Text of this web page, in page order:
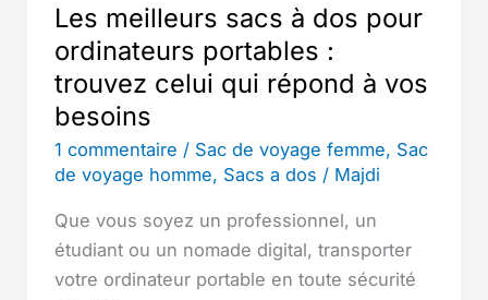
voyageurs
professionnels
Les meilleurs sacs à dos pour
ordinateurs portables :
trouvez celui qui répond à vos
besoins
1 commentaire / Sac de voyage femme, Sac
de voyage homme, Sacs a dos / Majdi
Que vous soyez un professionnel, un
étudiant ou un nomade digital, transporter
votre ordinateur portable en toute sécurité